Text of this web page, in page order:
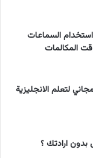
السماعات
المكالمات
لتعلم الانجليزية
ارادتك ؟